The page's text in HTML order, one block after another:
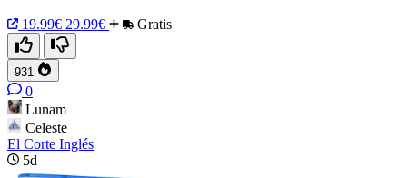
19.99€ 29.99€ Gratis
931
0
Lunam
Celeste
El Corte Inglés
5d